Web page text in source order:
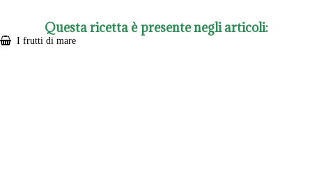
Questa ricetta è presente negli articoli:
I frutti di mare